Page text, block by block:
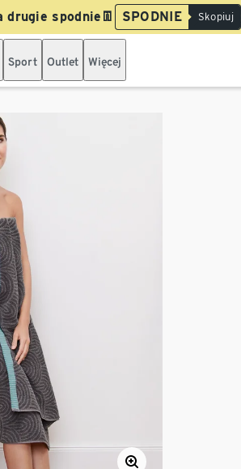
drugie spodnie👖 SPODNIE Skopiuj
Sport Outlet Więcej